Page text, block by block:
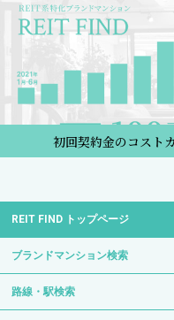
初回契約金のコスト
REIT FIND トップページ
ブランドマンション検索
路線・駅検索